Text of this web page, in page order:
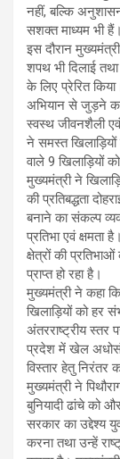
नहीं, बल्कि
सशक्त माध्यम भी हैं।
इस दौरान
शपथ भी दिलाई
के लिए प्रेरित
अभियान से जुड़ने
स्वस्थ जीवनशैली
ने समस्त खिलाड़ियों
वाले 9 खिलाड़ियों
मुख्यमंत्री ने
की प्रतिबद्धता
बनाने का संकल्प
प्रतिभा एवं
क्षेत्रों की
प्राप्त हो रहा है।
मुख्यमंत्री ने कहा
खिलाड़ियों को हर
अंतरराष्ट्रीय
प्रदेश में खेल
विस्तार हेतु निरंतर
मुख्यमंत्री ने
बुनियादी ढांचे को
सरकार का उद्देश्य
करना तथा उन्हें